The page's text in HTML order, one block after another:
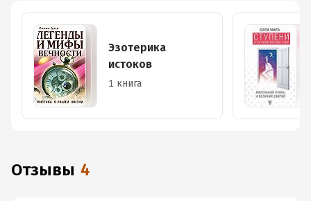
Эзотерика
истоков
1 книга
Отзывы 4